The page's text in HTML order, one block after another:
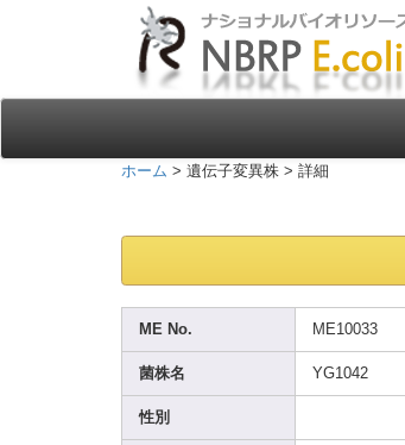
ホーム > 遺伝子変異株 > 詳細
ME No. ME10033
菌株名 YG1042
性別